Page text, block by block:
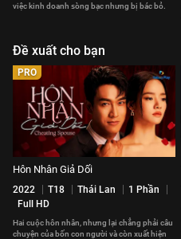
việc kinh doanh sòng bạc nhưng bị bác bỏ.
Đề xuất cho bạn
PRO
Hôn Nhân Giả Dối
2022 T18 Thái Lan
1 Phần
Full HD
Hai cuộc hôn nhân, nhưng lại chẳng phải câu
chuyện của bốn con người và còn xuất hiện